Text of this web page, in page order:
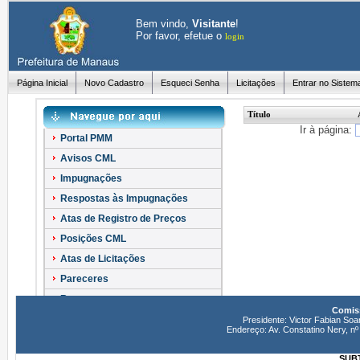
Bem vindo, Visitante!
Por favor, efetue o login
Página Inicial Novo Cadastro Esqueci Senha Licitações Entrar no
Portal PMM
Avisos CML
Impugnações
Respostas às Impugnações
Atas de Registro de Preços
Posições CML
Atas de Licitações
Pareceres
Recursos
Título
Ir à página:
Presidente: Victor Fabian
Endereço: Av. Constatino Nery,